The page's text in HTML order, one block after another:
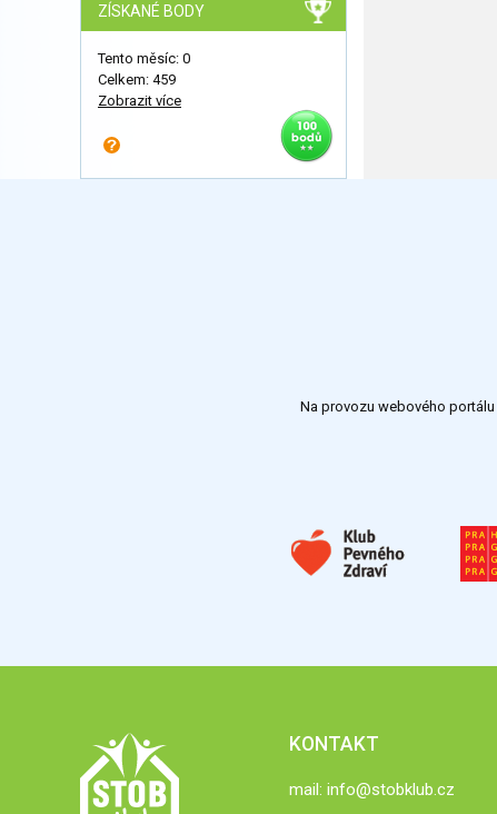
ZÍSKANÉ BODY
Tento měsíc: 0
Celkem: 459
Zobrazit více
Na provozu webového portálu
KONTAKT
mail: info@stobklub.cz